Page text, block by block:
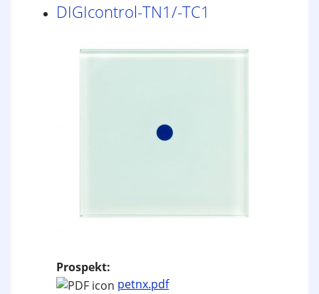
DIGIcontrol-TN1/-TC1
Prospekt:
petnx.pdf